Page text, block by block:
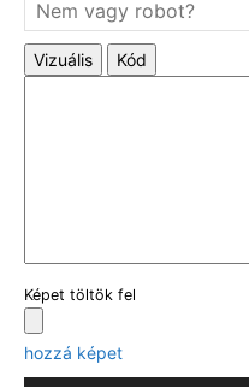
Vizuális Kód
Képet töltök fel
hozzá képet